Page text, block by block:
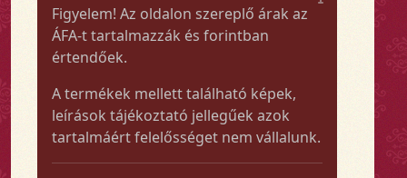
Figyelem! Az oldalon szereplő árak az
ÁFA-t tartalmazzák és forintban
értendőek.
A termékek mellett található képek,
leírások tájékoztató jellegűek azok
tartalmáért felelősséget nem vállalunk.